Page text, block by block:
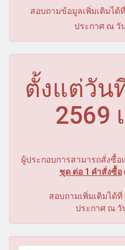
สอบถามข้อมูลเพิ่มเติมได้
ประกาศ ณ วั
ตั้งแต่วัน
2569
ผู้ประกอบการสามารถสั่งซื้
ชุด ต่อ 1 คำสั่งซื้อ
สอบถามเพิ่มเติมได้ที่
ประกาศ ณ วั